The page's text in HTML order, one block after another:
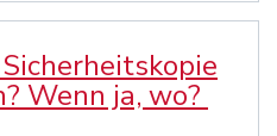
Wenn ja, wo?